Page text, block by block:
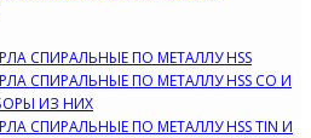
СПИРАЛЬНЫЕ ПО МЕТАЛЛУ HSS
СПИРАЛЬНЫЕ ПО МЕТАЛЛУ HSS CO И
ИЗ НИХ
СПИРАЛЬНЫЕ ПО МЕТАЛЛУ HSS TIN И